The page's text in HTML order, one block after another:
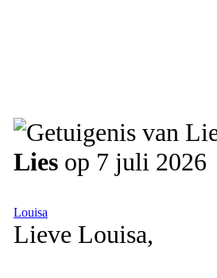
Lies op 7 juli 2026
Louisa
Lieve Louisa,